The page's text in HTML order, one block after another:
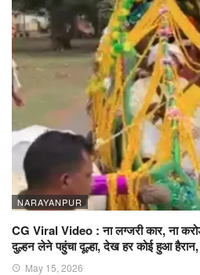
NARAYANPUR
CG Viral Video : ना लग्जरी कार, ना
दुल्हन लेने पहुंचा दूल्हा, देख हर कोई हुआ हैरान,
May 15, 2026